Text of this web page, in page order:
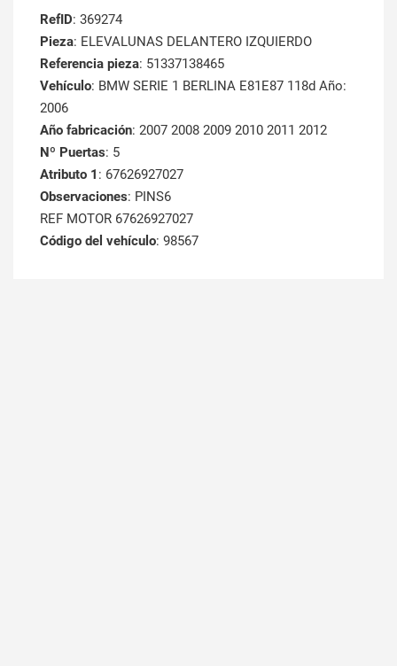
RefID: 369274
Pieza: ELEVALUNAS DELANTERO IZQUIERDO
Referencia pieza: 51337138465
Vehículo: BMW SERIE 1 BERLINA E81E87 118d Año:
2006
Año fabricación: 2007 2008 2009 2010 2011 2012
Nº Puertas: 5
Atributo 1 : 67626927027
Observaciones: PINS6
REF MOTOR 67626927027
Código del vehículo: 98567